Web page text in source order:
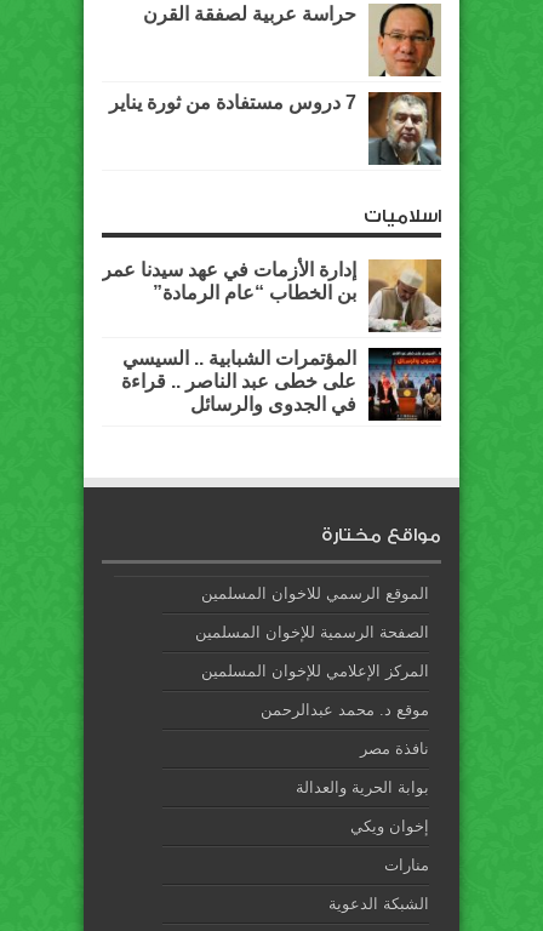
حراسة عربية لصفقة القرن
7 دروس مستفادة من ثورة يناير
اسلاميات
إدارة الأزمات في عهد سيدنا عمر
بن الخطاب “عام الرمادة”
المؤتمرات الشبابية .. السيسي
على خطى عبد الناصر .. قراءة
في الجدوى والرسائل
مواقع مختارة
الموقع الرسمي للاخوان المسلمين
الصفحة الرسمية للإخوان المسلمين
المركز الإعلامي للإخوان المسلمين
موقع د. محمد عبدالرحمن
نافذة مصر
بوابة الحرية والعدالة
إخوان ويكي
منارات
الشبكة الدعوية